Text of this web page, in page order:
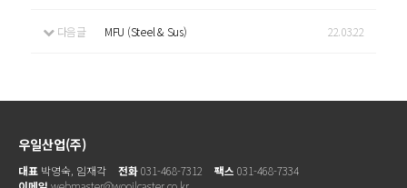
다음글 MFU (Steel & Sus) 22.03.22
우일산업(주)
대표 박영숙, 임재각 전화031-468-7312 팩스 031-468-7334